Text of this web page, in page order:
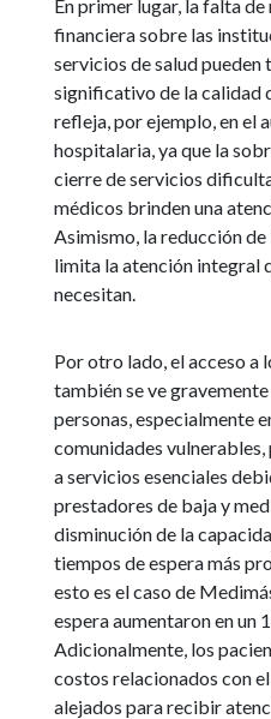
En primer lugar, la falta
financiera sobre las
servicios de salud
significativo de la calidad
refleja, por ejemplo, en el
hospitalaria, ya que la
cierre de servicios
médicos brinden una
Asimismo, la reducción
limita la atención integral
necesitan.
Por otro lado, el acceso a
también se ve
personas, especialmente
comunidades
a servicios esenciales
prestadores de baja y
disminución de la
tiempos de espera más
esto es el caso de
espera aumentaron en un
Adicionalmente, los
costos relacionados con
alejados para recibir